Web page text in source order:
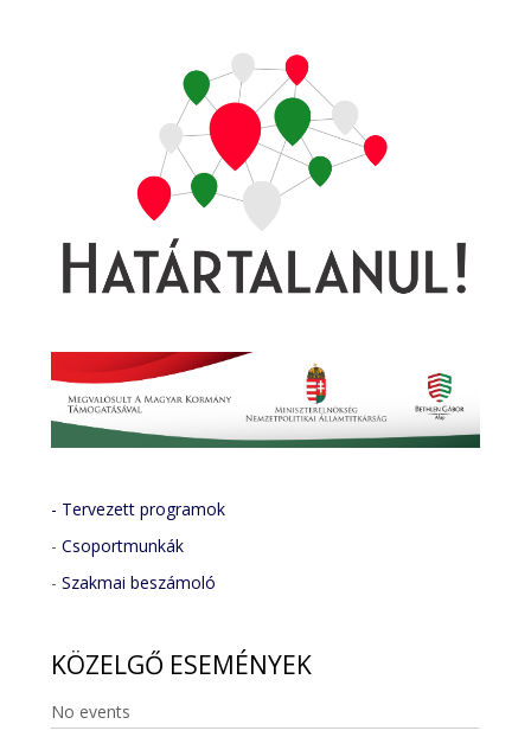
- Tervezett programok
-Csoportmunkák
-Szakmai beszámoló
KÖZELGŐ ESEMÉNYEK
No events